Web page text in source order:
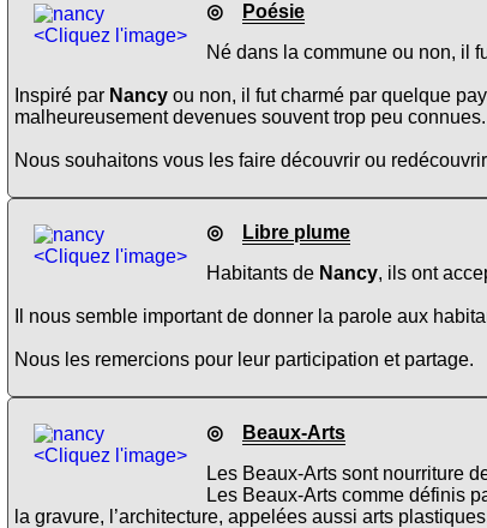
<Cliquez l'image>
◎
Poésie
Né dans la commune ou non, il
Inspiré par Nancy ou non, il fut charmé par quelque
malheureusement devenues souvent trop peu connues.
Nous souhaitons vous les faire découvrir ou
<Cliquez l'image>
◎
Libre plume
Habitants de Nancy, ils ont
Il nous semble important de donner la parole aux
Nous les remercions pour leur participation et partage.
<Cliquez l'image>
◎
Beaux-Arts
Les Beaux-Arts sont nourriture
Les Beaux-Arts comme définis
la gravure, l’architecture, appelées aussi arts